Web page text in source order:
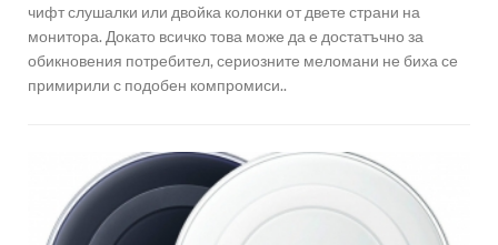
чифт слушалки или двойка колонки от двете страни на
монитора. Докато всичко това може да е достатъчно за
обикновения потребител, сериозните меломани не биха се
примирили с подобен компромиси..